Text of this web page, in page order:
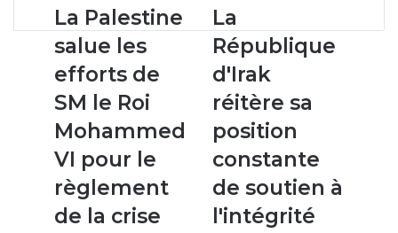
La
Palestine
salue
les
efforts
de
SM
le
Roi
Mohammed
VI
pour
La Palestine
salue les
efforts de
SM le Roi
Mohammed
VI pour le
règlement
de la crise
La
République
d'Irak
réitère
sa
position
constante
de
soutien
l'intégrité
territoriale
La
République
d'Irak
réitère sa
position
constante
de soutien à
l'intégrité